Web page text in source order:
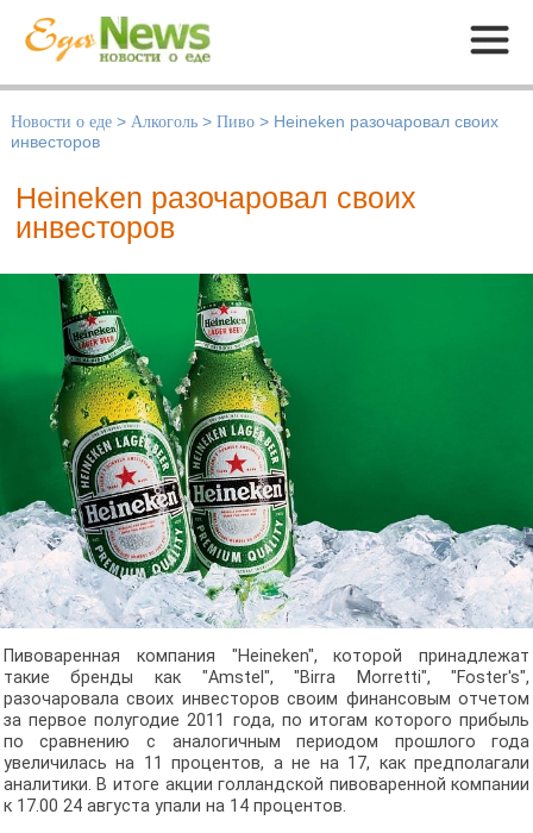
Меню
Новости о еде > Алкоголь > Пиво > Heineken разочаровал своих
инвесторов
Heineken разочаровал своих
инвесторов
Пивоваренная компания "Heineken", которой принадлежат
такие бренды как "Amstel", "Birra Morretti", "Foster's",
разочаровала своих инвесторов своим финансовым отчетом
за первое полугодие 2011 года, по итогам которого прибыль
по сравнению с аналогичным периодом прошлого года
увеличилась на 11 процентов, а не на 17, как предполагали
аналитики. В итоге акции голландской пивоваренной компании
к 17.00 24 августа упали на 14 процентов.